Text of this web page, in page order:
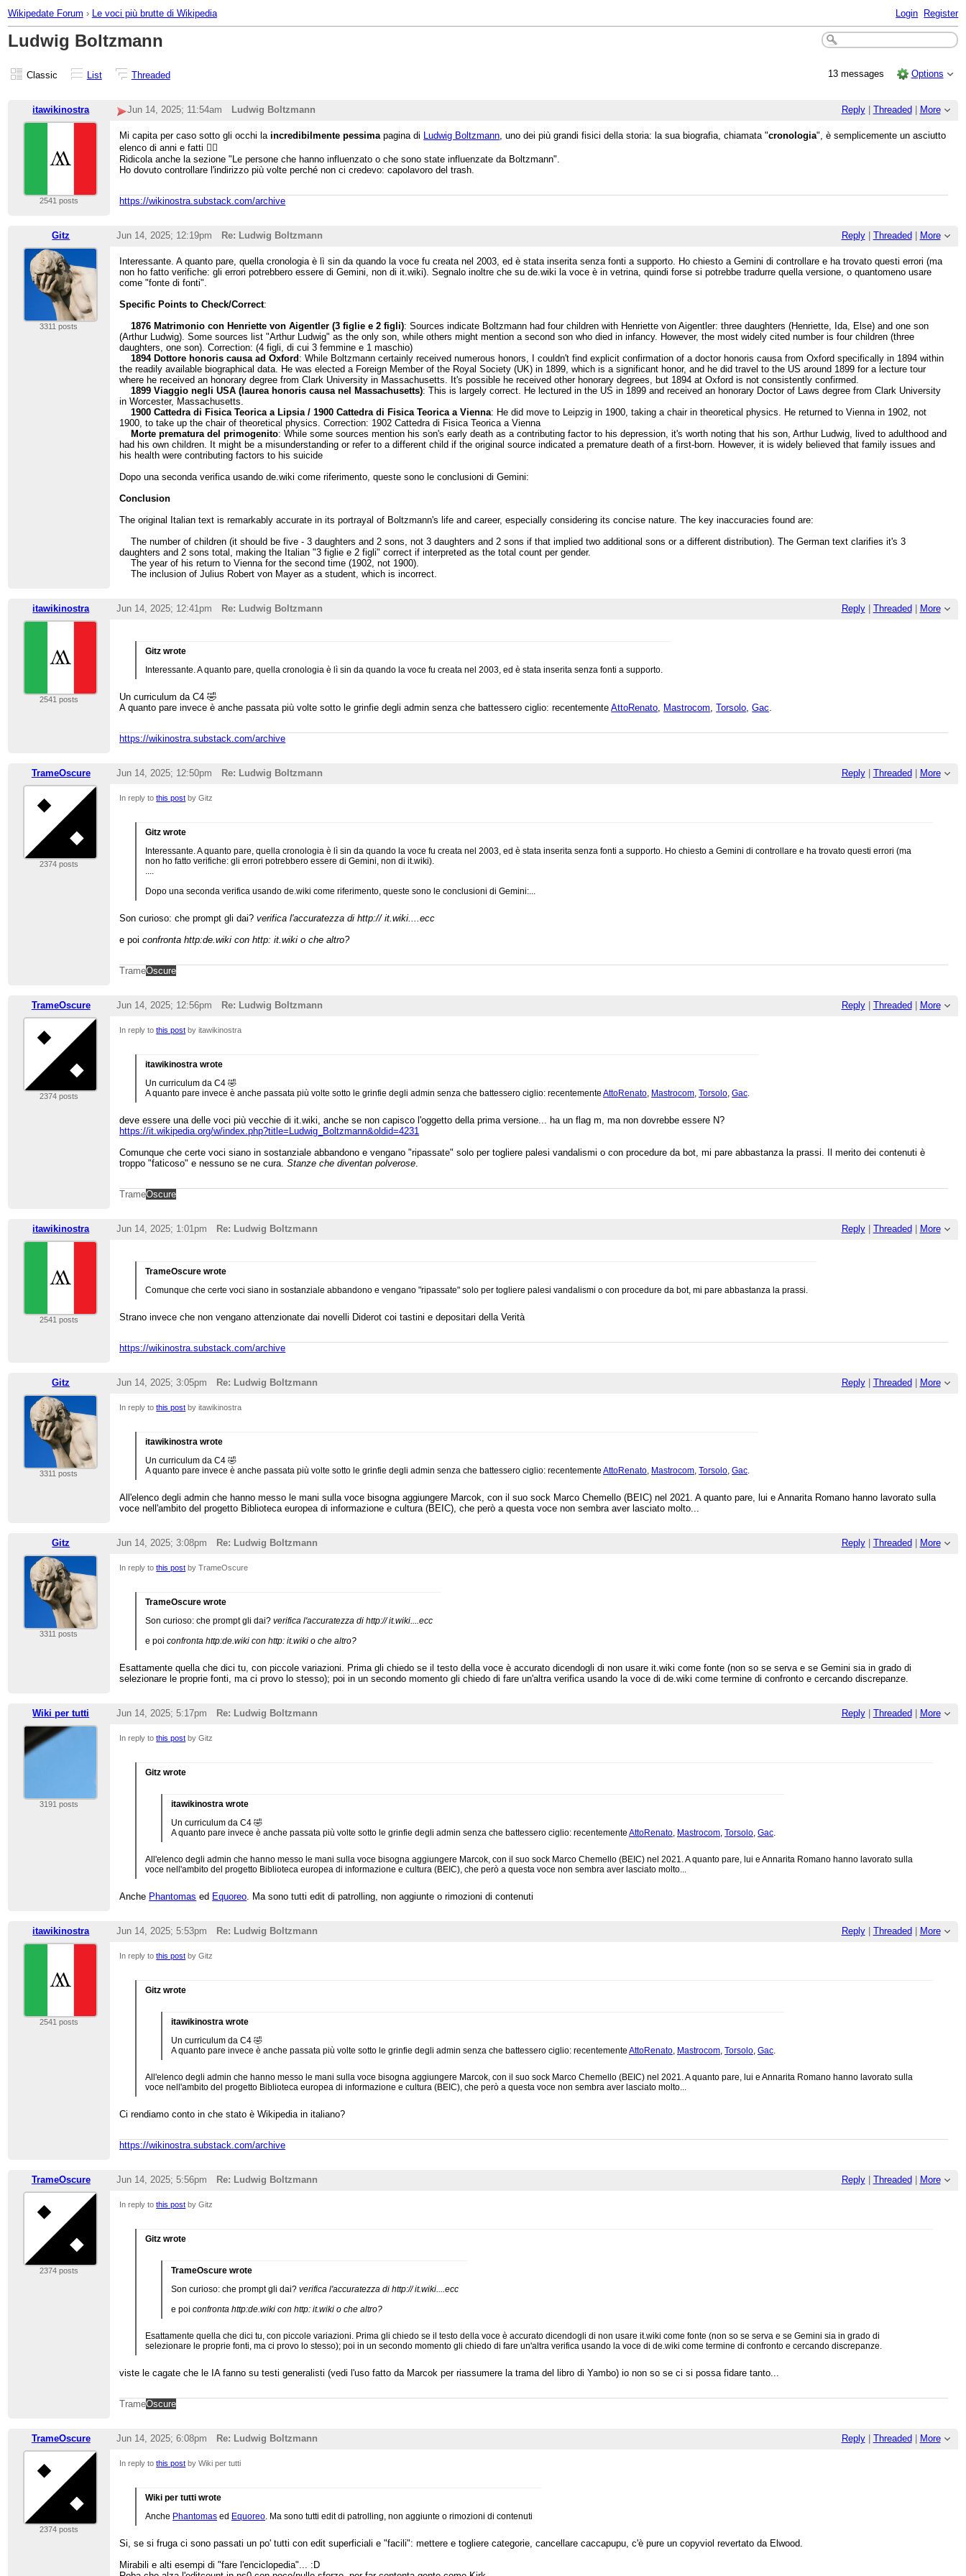
Wikipedate Forum › Le voci più brutte di Wikipedia Login Register
Ludwig Boltzmann
Classic List Threaded 13 messages Options
itawikinostra Reply| Threaded More
Jun 14, 2025; 11:54am Ludwig Boltzmann
2541 posts
Mi capita per caso sotto gli occhi laincredibilmente pessimapagina di Ludwig Boltzmann, uno dei più grandi fisici della storia: la sua biografia, chiamata "cronologia", è semplicemente un asciutto
elenco di anni e fatti 🤦‍♂️
Ridicola anche la sezione "Le persone che hanno influenzato o che sono state influenzate da Boltzmann".
Ho dovuto controllare l'indirizzo più volte perché non ci credevo: capolavoro del trash.
https://wikinostra.substack.com/archive
Gitz Reply| Threaded More
Jun 14, 2025; 12:19pm Re: Ludwig Boltzmann
3311 posts
Interessante. A quanto pare, quella cronologia è lì sin da quando la voce fu creata nel 2003, ed è stata inserita senza fonti a supporto. Ho chiesto a Gemini di controllare e ha trovato questi errori (ma
non ho fatto verifiche: gli errori potrebbero essere di Gemini, non di it.wiki). Segnalo inoltre che su de.wiki la voce è in vetrina, quindi forse si potrebbe tradurre quella versione, o quantomeno usare
come "fonte di fonti".
Specific Points to Check/Correct:
1876 Matrimonio con Henriette von Aigentler (3 figlie e 2 figli): Sources indicate Boltzmann had four children with Henriette von Aigentler: three daughters (Henriette, Ida, Else) and one son
(Arthur Ludwig). Some sources list "Arthur Ludwig" as the only son, while others might mention a second son who died in infancy. However, the most widely cited number is four children (three
daughters, one son). Correction: (4 figli, di cui 3 femmine e 1 maschio)
1894 Dottore honoris causa ad Oxford : While Boltzmann certainly received numerous honors, I couldn't find explicit confirmation of a doctor honoris causa from Oxford specifically in 1894 within
the readily available biographical data. He was elected a Foreign Member of the Royal Society (UK) in 1899, which is a significant honor, and he did travel to the US around 1899 for a lecture tour
where he received an honorary degree from Clark University in Massachusetts. It's possible he received other honorary degrees, but 1894 at Oxford is not consistently confirmed.
1899 Viaggio negli USA (laurea honoris causa nel Massachusetts): This is largely correct. He lectured in the US in 1899 and received an honorary Doctor of Laws degree from Clark University
in Worcester, Massachusetts.
1900 Cattedra di Fisica Teorica a Lipsia / 1900 Cattedra di Fisica Teorica a Vienna: He did move to Leipzig in 1900, taking a chair in theoretical physics. He returned to Vienna in 1902, not
1900, to take up the chair of theoretical physics. Correction: 1902 Cattedra di Fisica Teorica a Vienna
Morte prematura del primogenito: While some sources mention his son's early death as a contributing factor to his depression, it's worth noting that his son, Arthur Ludwig, lived to adulthood and
had his own children. It might be a misunderstanding or refer to a different child if the original source indicated a premature death of a first-born. However, it is widely believed that family issues and
his health were contributing factors to his suicide
Dopo una seconda verifica usando de.wiki come riferimento, queste sono le conclusioni di Gemini:
Conclusion
The original Italian text is remarkably accurate in its portrayal of Boltzmann's life and career, especially considering its concise nature. The key inaccuracies found are:
The number of children (it should be five - 3 daughters and 2 sons, not 3 daughters and 2 sons if that implied two additional sons or a different distribution). The German text clarifies it's 3
daughters and 2 sons total, making the Italian "3 figlie e 2 figli" correct if interpreted as the total count per gender.
The year of his return to Vienna for the second time (1902, not 1900).
The inclusion of Julius Robert von Mayer as a student, which is incorrect.
itawikinostra Reply| Threaded More
Jun 14, 2025; 12:41pm Re: Ludwig Boltzmann
2541 posts
Gitz wrote
Interessante. A quanto pare, quella cronologia è lì sin da quando la voce fu creata nel 2003, ed è stata inserita senza fonti a supporto.
Un curriculum da C4 🤣
A quanto pare invece è anche passata più volte sotto le grinfie degli admin senza che battessero ciglio: recentementeAttoRenato, Mastrocom,Torsolo,Gac.
https://wikinostra.substack.com/archive
TrameOscure Reply| Threaded More
Jun 14, 2025; 12:50pm Re: Ludwig Boltzmann
2374 posts
In reply tothis post by Gitz
Gitz wrote
Interessante. A quanto pare, quella cronologia è lì sin da quando la voce fu creata nel 2003, ed è stata inserita senza fonti a supporto. Ho chiesto a Gemini di controllare e ha trovato questi errori (ma
non ho fatto verifiche: gli errori potrebbero essere di Gemini, non di it.wiki).
....
Dopo una seconda verifica usando de.wiki come riferimento, queste sono le conclusioni di Gemini:...
Son curioso: che prompt gli dai?verifica l'accuratezza di http:// it.wiki....ecc
e poiconfronta http:de.wiki con http: it.wiki o che altro?
TrameOscure
TrameOscure Reply| Threaded More
Jun 14, 2025; 12:56pm Re: Ludwig Boltzmann
2374 posts
In reply tothis post by itawikinostra
itawikinostra wrote
Un curriculum da C4 🤣
A quanto pare invece è anche passata più volte sotto le grinfie degli admin senza che battessero ciglio: recentementeAttoRenato, Mastrocom,Torsolo,Gac.
deve essere una delle voci più vecchie di it.wiki, anche se non capisco l'oggetto della prima versione... ha un flag m, ma non dovrebbe essere N?
https://it.wikipedia.org/w/index.php?title=Ludwig_Boltzmann&oldid=4231
Comunque che certe voci siano in sostanziale abbandono e vengano "ripassate" solo per togliere palesi vandalismi o con procedure da bot, mi pare abbastanza la prassi. Il merito dei contenuti è
troppo "faticoso" e nessuno se ne cura.Stanze che diventan polverose
TrameOscure
itawikinostra Reply| Threaded More
Jun 14, 2025; 1:01pm Re: Ludwig Boltzmann
2541 posts
TrameOscure wrote
Comunque che certe voci siano in sostanziale abbandono e vengano "ripassate" solo per togliere palesi vandalismi o con procedure da bot, mi pare abbastanza la prassi.
Strano invece che non vengano attenzionate dai novelli Diderot coi tastini e depositari della Verità
https://wikinostra.substack.com/archive
Gitz Reply| Threaded More
Jun 14, 2025; 3:05pm Re: Ludwig Boltzmann
3311 posts
In reply tothis post by itawikinostra
itawikinostra wrote
Un curriculum da C4 🤣
A quanto pare invece è anche passata più volte sotto le grinfie degli admin senza che battessero ciglio: recentementeAttoRenato, Mastrocom,Torsolo,Gac.
All'elenco degli admin che hanno messo le mani sulla voce bisogna aggiungere Marcok, con il suo sock Marco Chemello (BEIC) nel 2021. A quanto pare, lui e Annarita Romano hanno lavorato sulla
voce nell'ambito del progetto Biblioteca europea di informazione e cultura (BEIC), che però a questa voce non sembra aver lasciato molto...
Gitz Reply| Threaded More
Jun 14, 2025; 3:08pm Re: Ludwig Boltzmann
3311 posts
In reply tothis post by TrameOscure
TrameOscure wrote
Son curioso: che prompt gli dai?verifica l'accuratezza di http:// it.wiki....ecc
e poiconfronta http:de.wiki con http: it.wiki o che altro?
Esattamente quella che dici tu, con piccole variazioni. Prima gli chiedo se il testo della voce è accurato dicendogli di non usare it.wiki come fonte (non so se serva e se Gemini sia in grado di
selezionare le proprie fonti, ma ci provo lo stesso); poi in un secondo momento gli chiedo di fare un'altra verifica usando la voce di de.wiki come termine di confronto e cercando discrepanze.
Wiki per tutti Reply| Threaded More
Jun 14, 2025; 5:17pm Re: Ludwig Boltzmann
3191 posts
In reply tothis post by Gitz
Gitz wrote
itawikinostra wrote
Un curriculum da C4 🤣
A quanto pare invece è anche passata più volte sotto le grinfie degli admin senza che battessero ciglio: recentemente AttoRenato, Mastrocom, Torsolo, Gac.
All'elenco degli admin che hanno messo le mani sulla voce bisogna aggiungere Marcok, con il suo sock Marco Chemello (BEIC) nel 2021. A quanto pare, lui e Annarita Romano hanno lavorato sulla
voce nell'ambito del progetto Biblioteca europea di informazione e cultura (BEIC), che però a questa voce non sembra aver lasciato molto...
Anche Phantomas ed Equoreo . Ma sono tutti edit di patrolling, non aggiunte o rimozioni di contenuti
itawikinostra Reply| Threaded More
Jun 14, 2025; 5:53pm Re: Ludwig Boltzmann
2541 posts
In reply tothis post by Gitz
Gitz wrote
itawikinostra wrote
Un curriculum da C4 🤣
A quanto pare invece è anche passata più volte sotto le grinfie degli admin senza che battessero ciglio: recentemente AttoRenato, Mastrocom, Torsolo, Gac.
All'elenco degli admin che hanno messo le mani sulla voce bisogna aggiungere Marcok, con il suo sock Marco Chemello (BEIC) nel 2021. A quanto pare, lui e Annarita Romano hanno lavorato sulla
voce nell'ambito del progetto Biblioteca europea di informazione e cultura (BEIC), che però a questa voce non sembra aver lasciato molto...
Ci rendiamo conto in che stato è Wikipedia in italiano?
https://wikinostra.substack.com/archive
TrameOscure Reply| Threaded More
Jun 14, 2025; 5:56pm Re: Ludwig Boltzmann
2374 posts
In reply tothis post by Gitz
Gitz wrote
TrameOscure wrote
Son curioso: che prompt gli dai? verifica l'accuratezza di http:// it.wiki....ecc
e poi confronta http:de.wiki con http: it.wiki o che altro?
Esattamente quella che dici tu, con piccole variazioni. Prima gli chiedo se il testo della voce è accurato dicendogli di non usare it.wiki come fonte (non so se serva e se Gemini sia in grado di
selezionare le proprie fonti, ma ci provo lo stesso); poi in un secondo momento gli chiedo di fare un'altra verifica usando la voce di de.wiki come termine di confronto e cercando discrepanze.
viste le cagate che le IA fanno su testi generalisti (vedi l'uso fatto da Marcok per riassumere la trama del libro di Yambo) io non so se ci si possa fidare tanto...
TrameOscure
TrameOscure Reply| Threaded More
Jun 14, 2025; 6:08pm Re: Ludwig Boltzmann
2374 posts
In reply tothis post by Wiki per tutti
Wiki per tutti wrote
Anche Phantomas ed Equoreo. Ma sono tutti edit di patrolling, non aggiunte o rimozioni di contenuti
Si, se si fruga ci sono passati un po' tutti con edit superficiali e "facili": mettere e togliere categorie, cancellare caccapupu, c'è pure un copyviol revertato da Elwood.
Mirabili e alti esempi di "fare l'enciclopedia"... :D